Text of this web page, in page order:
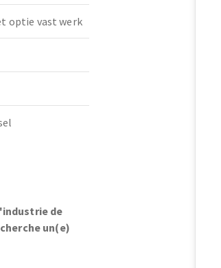
optie vast werk
de
un(e)